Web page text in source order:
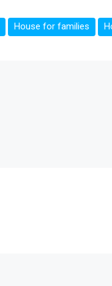
House for families